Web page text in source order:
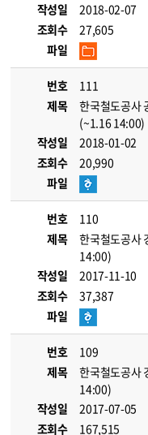
작성일
2018-02-07
조회수
27,605
파일
번호
111
제목
한국철도공사
(~1.16 14:00)
작성일
2018-01-02
조회수
20,990
파일
번호
110
제목
한국철도공사
14:00)
작성일
2017-11-10
조회수
37,387
파일
번호
109
제목
한국철도공사
14:00)
작성일
2017-07-05
조회수
167,515